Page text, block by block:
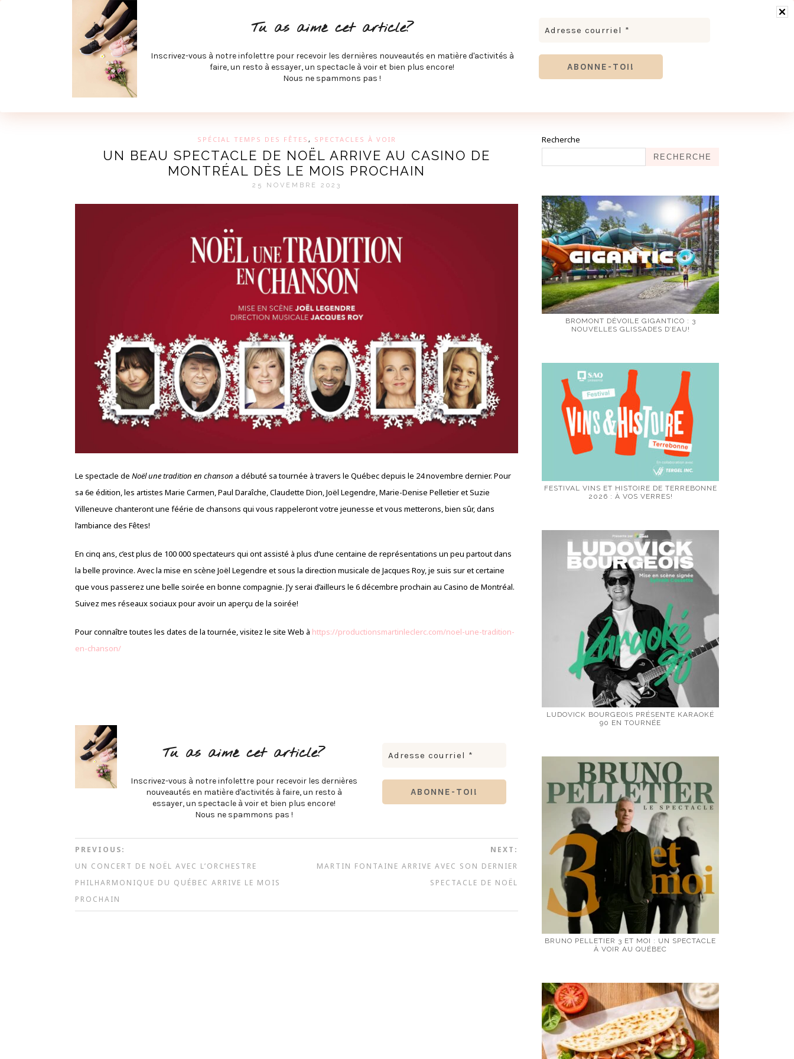
SPÉCIAL RENTRÉE
LECTURE ET FILMS PRODUITS À DÉCOUVRIR
JOINDRE MEVE ET CIE | COLLABORATIONS & MÉDIAS MEVE ET CIE
SPÉCIAL TEMPS DES FÊTES , SPECTACLES À VOIR
UN BEAU SPECTACLE DE NOËL ARRIVE AU CASINO DE
MONTRÉAL DÈS LE MOIS PROCHAIN
25 NOVEMBRE 2023
Le spectacle de Noël une tradition en chanson a débuté sa tournée à travers le Québec depuis le 24 novembre dernier. Pour
sa 6e édition, les artistes Marie Carmen, Paul Daraîche, Claudette Dion, Joël Legendre, Marie-Denise Pelletier et Suzie
Villeneuve chanteront une féérie de chansons qui vous rappeleront votre jeunesse et vous metterons, bien sûr, dans
l’ambiance des Fêtes!
En cinq ans, c’est plus de 100 000 spectateurs qui ont assisté à plus d’une centaine de représentations un peu partout dans
la belle province. Avec la mise en scène Joël Legendre et sous la direction musicale de Jacques Roy, je suis sur et certaine
que vous passerez une belle soirée en bonne compagnie. J’y serai d’ailleurs le 6 décembre prochain au Casino de Montréal.
Suivez mes réseaux sociaux pour avoir un aperçu de la soirée!
Pour connaître toutes les dates de la tournée, visitez le site Web à https://productionsmartinleclerc.com/noel-une-tradition-
en-chanson/
Tu as aimé cet article?
Inscrivez-vous à notre infolettre pour recevoir les dernières
nouveautés en matière d'activités à faire, un resto à
essayer, un spectacle à voir et bien plus encore!
Nous ne spammons pas !
Tu as aimé cet article?
Inscrivez-vous à notre infolettre pour recevoir les dernières nouveautés en matière d'activités à
faire, un resto à essayer, un spectacle à voir et bien plus encore!
Nous ne spammons pas !
PREVIOUS:
UN CONCERT DE NOËL AVEC L’ORCHESTRE
PHILHARMONIQUE DU QUÉBEC ARRIVE LE MOIS
PROCHAIN
NEXT:
MARTIN FONTAINE ARRIVE AVEC SON DERNIER
SPECTACLE DE NOËL
Recherche
RECHERCHE
BROMONT DÉVOILE GIGANTICO : 3
NOUVELLES GLISSADES D’EAU!
FESTIVAL VINS ET HISTOIRE DE TERREBONNE
2026 : À VOS VERRES!
LUDOVICK BOURGEOIS PRÉSENTE KARAOKÉ
90 EN TOURNÉE
BRUNO PELLETIER 3 ET MOI : UN SPECTACLE
À VOIR AU QUÉBEC